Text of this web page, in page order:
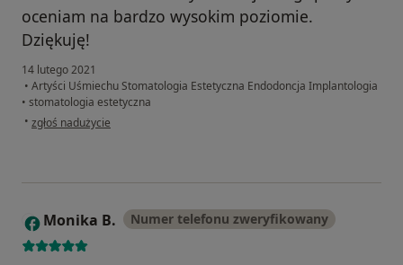
oceniam na bardzo wysokim poziomie.
Dziękuję!
14 lutego 2021
• Artyści Uśmiechu Stomatologia Estetyczna Endodoncja Implantologia
• stomatologia estetyczna
• w opinii użytkownika Wiesława R
zgłoś nadużycie
M Monika B. Numer telefonu zweryfikowany